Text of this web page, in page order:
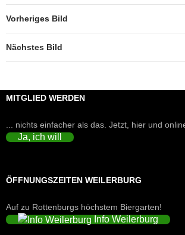
Vorheriges Bild
Nächstes Bild
MITGLIED WERDEN
... nichts einfacher als das. Jetzt, hier und
Ja, ich will
ÖFFNUNGSZEITEN WEILERBURG
Auf zu Rottenburgs höchstem Biergarten!
Info Weilerburg